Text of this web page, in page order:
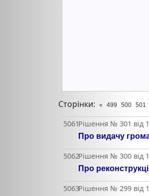
Сторінки: « 499 500 501
5061Рішення № 301 від
Про видачу
5062Рішення № 300 від
Про
5063Рішення № 299 від